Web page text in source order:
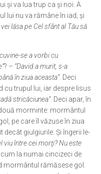
şi va lua trup ca şi noi. A
lui nu va rămâne în iad; şi
vei lăsa pe Cel sfânt al Tău să
, cuvine-se a vorbi cu
? – “David a murit, s-a
în ziua aceasta”. Deci
cu trupul lui, iar despre Iisus
stricăciunea”. Deci apar, în
morminte: mormântul
pe care îl văzuse în ziua
decât giulgiurile. Şi îngerii le-
viu între cei morţi? Nu este
la numai cincizeci de
mormântul rămăsese gol.